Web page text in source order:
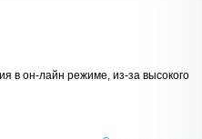
в он-лайн режиме, из-за высокого